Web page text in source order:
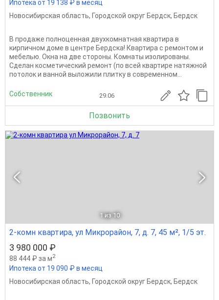
Ипотека от 19 138 ₽ в месяц
Новосибирская область, Городской округ Бердск, Бердск
В продаже полноценная двухкомнатная квартира в
кирпичном доме в центре Бердска! Квартира с ремонтом и
мебелью. Окна на две стороны. Комнаты изолированы.
Сделан косметический ремонт (по всей квартире натяжной
потолок и ванной выложили плитку в современном...
Собственник 29.06
Позвонить
1 из 10
2-комн квартира, ул Микрорайон, 7, д. 7, 45 м², 1/5 эт.
3 980 000 ₽
88 444 ₽ за м2
Ипотека от 19 090 ₽ в месяц
Новосибирская область, Городской округ Бердск, Бердск